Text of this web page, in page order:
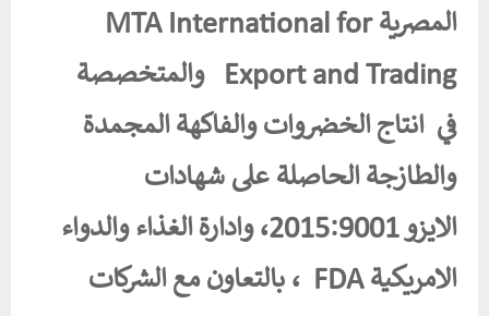
المصرية MTA International for
Export and Trading والمتخصصة
في انتاج الخضروات والفاكهة المجمدة
والطازجة الحاصلة على شهادات
الايزو 2015:9001، وادارة الغذاء والدواء
الامريكية FDA ، بالتعاون مع الشركات